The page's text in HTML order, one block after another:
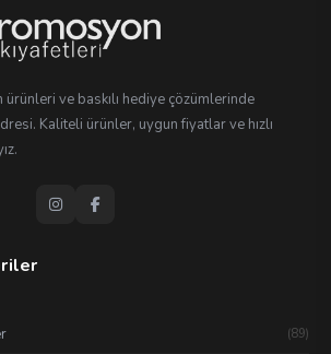
ve baskılı hediye çözümlerinde
Kaliteli ürünler, uygun fiyatlar ve hızlı
(89)